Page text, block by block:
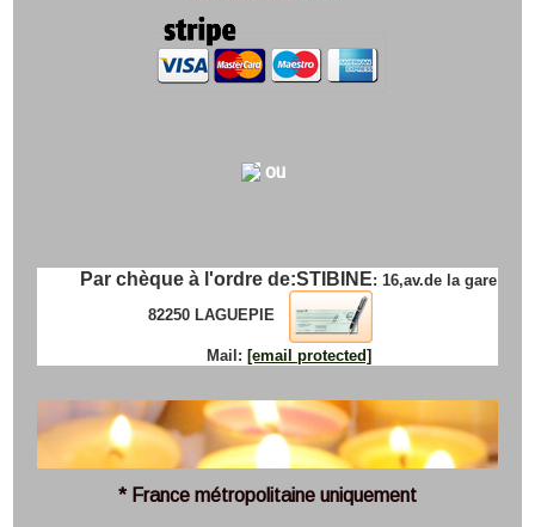
ou
Par chèque à l'ordre de:STIBINE: 16,av.de la gare
82250 LAGUEPIE
Mail: [email protected]
* France métropolitaine uniquement